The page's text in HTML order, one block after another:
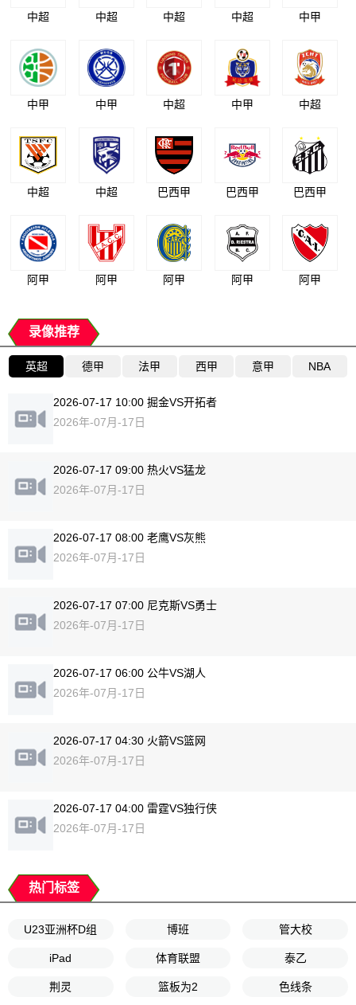
中超 中超 中超 中超 中甲
中甲 中甲 中超 中甲 中超
中超 中超 巴西甲 巴西甲 巴西甲
阿甲 阿甲 阿甲 阿甲 阿甲
录像推荐
英超 德甲 法甲 西甲 意甲 NBA
2026-07-17 10:00 掘金VS开拓者
2026年-07月-17日
2026-07-17 09:00 热火VS猛龙
2026年-07月-17日
2026-07-17 08:00 老鹰VS灰熊
2026年-07月-17日
2026-07-17 07:00 尼克斯VS勇士
2026年-07月-17日
2026-07-17 06:00 公牛VS湖人
2026年-07月-17日
2026-07-17 04:30 火箭VS篮网
2026年-07月-17日
2026-07-17 04:00 雷霆VS独行侠
2026年-07月-17日
热门标签
U23亚洲杯D组 博班 管大校
iPad 体育联盟 泰乙
荆灵 篮板为2 色线条